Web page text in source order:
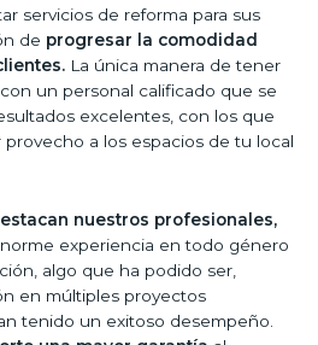
servicios de reforma para sus
de progresar la comodidad
La única manera de tener
un personal calificado que se
excelentes, con los que
provecho a los espacios de tu local
nuestros profesionales,
experiencia en todo género
algo que ha podido ser,
en múltiples proyectos
tenido un exitoso desempeño.